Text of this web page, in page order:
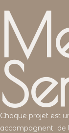
Chaque projet est
accompagnent de